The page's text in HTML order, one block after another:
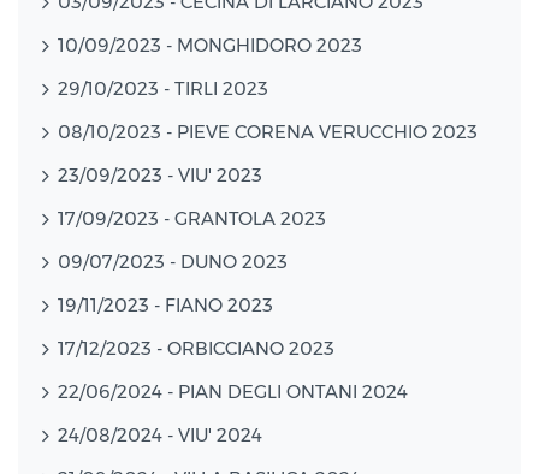
10/09/2023 - MONGHIDORO 2023
29/10/2023 - TIRLI 2023
08/10/2023 - PIEVE CORENA VERUCCHIO 2023
23/09/2023 - VIU' 2023
17/09/2023 - GRANTOLA 2023
09/07/2023 - DUNO 2023
19/11/2023 - FIANO 2023
17/12/2023 - ORBICCIANO 2023
22/06/2024 - PIAN DEGLI ONTANI 2024
24/08/2024 - VIU' 2024